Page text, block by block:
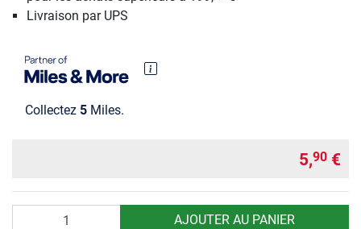
Livraison par UPS
Collectez 5 Miles.
5,90 €
AJOUTER AU PANIER